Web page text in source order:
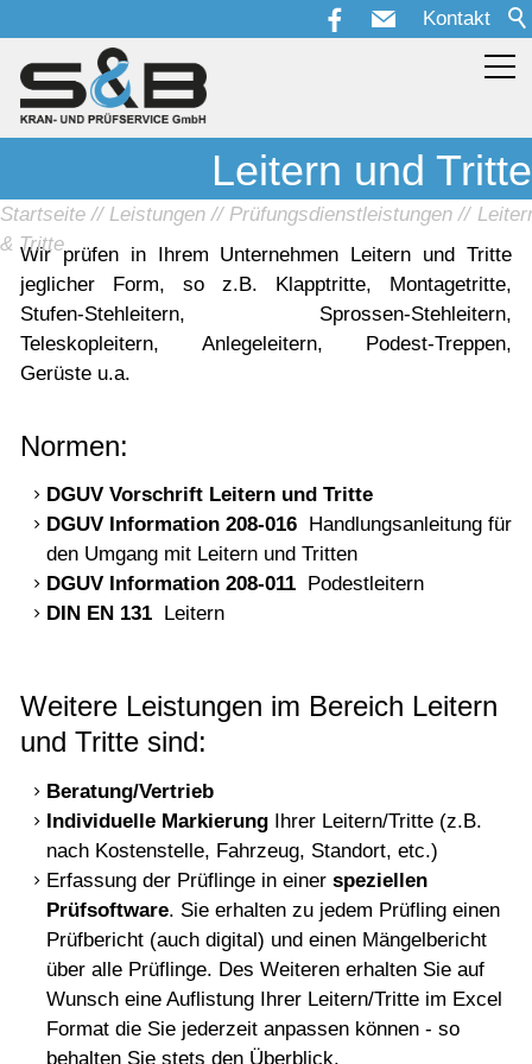
Kontakt
Leistungen
Krantechnik
Prüfungsdienstleistungen
Krananlagen
Regale
Türen & Tore
Persönliche Schutzausrüstung
Beratung & Verkauf
Kontakt
Leitern und Tritte
Startseite Leistungen Prüfungsdienstleistungen
& Tritte
Wir prüfen in Ihrem Unternehmen Leitern und Tritte
jeglicher Form, so z.B. Klapptritte, Montagetritte,
Stufen-Stehleitern, Sprossen-Stehleitern,
Teleskopleitern, Anlegeleitern, Podest-Treppen,
Gerüste u.a.
Normen:
DGUV Vorschrift Leitern und Tritte
DGUV Information 208-016
Handlungsanleitung für
den Umgang mit Leitern und Tritten
DGUV Information 208-011
Podestleitern
DIN EN 131
Leitern
Weitere Leistungen im Bereich Leitern
und Tritte sind:
Beratung/Vertrieb
Individuelle Markierung Ihrer Leitern/Tritte (z.B.
nach Kostenstelle, Fahrzeug, Standort, etc.)
Erfassung der Prüflinge in einer speziellen
Prüfsoftware. Sie erhalten zu jedem Prüfling einen
Prüfbericht (auch digital) und einen Mängelbericht
über alle Prüflinge. Des Weiteren erhalten Sie auf
Wunsch eine Auflistung Ihrer Leitern/Tritte im Excel
Format die Sie jederzeit anpassen können - so
behalten Sie stets den Überblick.